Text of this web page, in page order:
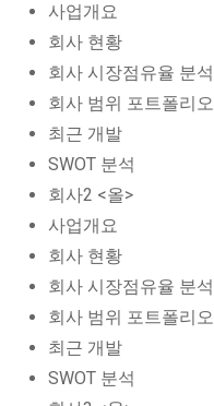
사업개요
회사 현황
회사 시장점유율 분석
회사 범위 포트폴리오
최근 개발
SWOT 분석
회사2 <올>
사업개요
회사 현황
회사 시장점유율 분석
회사 범위 포트폴리오
최근 개발
SWOT 분석